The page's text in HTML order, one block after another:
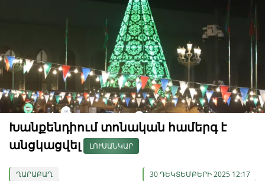
Խանքենդիում տոնական համերգ է
անցկացվել
ԼՈՒՍԱՆԿԱՐ
ՂԱՐԱԲԱՂ 30 ԴԵԿՏԵՄԲԵՐԻ 2025 12:17